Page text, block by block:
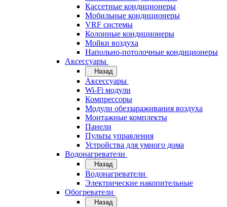
Кассетные кондиционеры
Мобильные кондиционеры
VRF системы
Колонные кондиционеры
Мойки воздуха
Напольно-потолочные кондиционеры
Аксессуары
Назад
Аксессуары
Wi-Fi модули
Компрессоры
Модули обеззараживания воздуха
Монтажные комплекты
Панели
Пульты управления
Устройства для умного дома
Водонагреватели
Назад
Водонагреватели
Электрические накопительные
Обогреватели
Назад